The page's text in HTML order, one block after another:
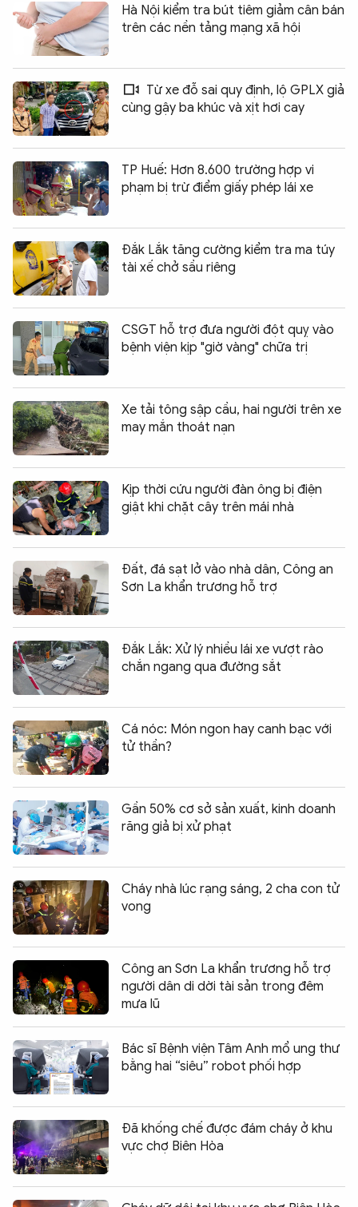
Hà Nội kiểm tra bút tiêm giảm cân bán
trên các nền tảng mạng xã hội
Từ xe đỗ sai quy định, lộ GPLX giả
cùng gậy ba khúc và xịt hơi cay
TP Huế: Hơn 8.600 trường hợp vi
phạm bị trừ điểm giấy phép lái xe
Đắk Lắk tăng cường kiểm tra ma túy
tài xế chở sầu riêng
CSGT hỗ trợ đưa người đột quỵ vào
bệnh viện kịp "giờ vàng" chữa trị
Xe tải tông sập cầu, hai người trên xe
may mắn thoát nạn
Kịp thời cứu người đàn ông bị điện
giật khi chặt cây trên mái nhà
Đất, đá sạt lở vào nhà dân, Công an
Sơn La khẩn trương hỗ trợ
Đắk Lắk: Xử lý nhiều lái xe vượt rào
chắn ngang qua đường sắt
Cá nóc: Món ngon hay canh bạc với
tử thần?
Gần 50% cơ sở sản xuất, kinh doanh
răng giả bị xử phạt
Cháy nhà lúc rạng sáng, 2 cha con tử
vong
Công an Sơn La khẩn trương hỗ trợ
người dân di dời tài sản trong đêm
mưa lũ
Bác sĩ Bệnh viện Tâm Anh mổ ung thư
bằng hai “siêu” robot phối hợp
Đã khống chế được đám cháy ở khu
vực chợ Biên Hòa